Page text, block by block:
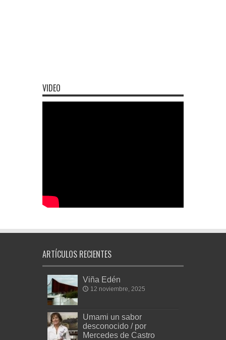
VIDEO
ARTÍCULOS RECIENTES
Viña Edén
12 noviembre, 2025
Umami un sabor
desconocido / por
Mercedes de Castro